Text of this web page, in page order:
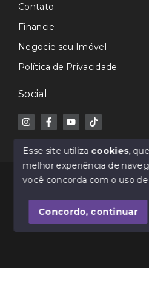
Contato
Financie
Negocie seu Imóvel
Política de Privacidade
Social
© Copyright 2026 - Avance
SITE PARA IMOBILIARIA
Olá! Estamos
Esse site utiliza cookies,
melhor experiência de
você concorda com o uso de
Concordo, continuar